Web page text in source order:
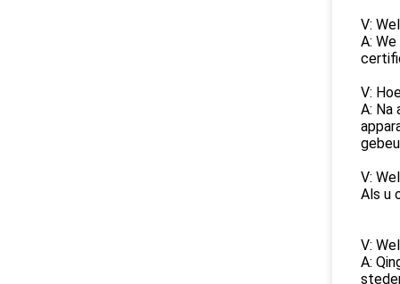
V:
A:
V:
A: Na
V:
Als u
V:
A: